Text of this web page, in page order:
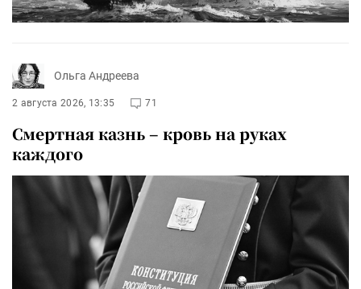
Ольга Андреева
2 августа 2026, 13:35 71
Смертная казнь – кровь на руках
каждого